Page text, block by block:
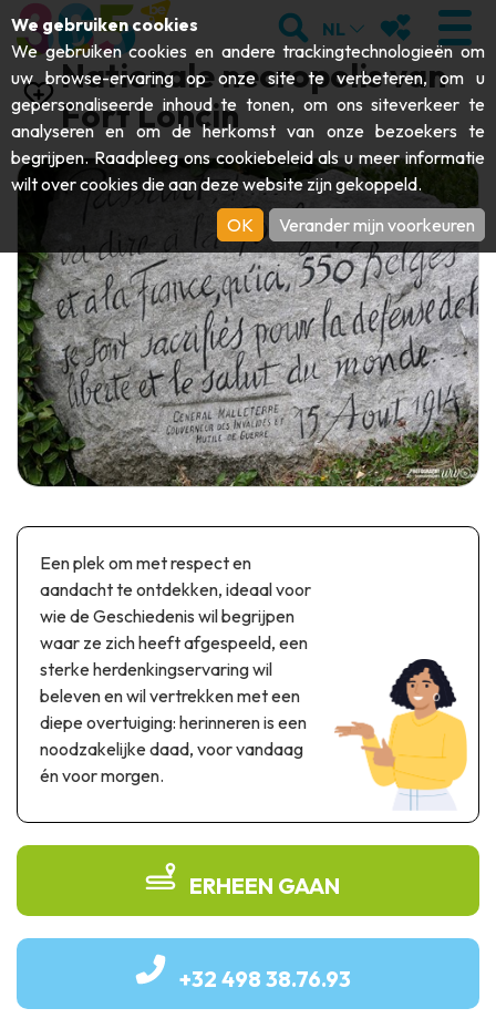
BEZOEKEN
Abdijen & religieuze monumenten
Archeologie
Kunst
Ambachten & knowhow
Kastelen, citadellen & belforten
Folklore & lokale geschiedenis
Geschiedenis
Auto- & spoorerfgoed
Industrieel erfgoed & architecturale kunstwerken
Streekproducten
Herinneringstoerisme
ONTDEKKEN
Grotten
Tuinen, parken & natuursites
Aquariums, dierenparken & -tuinen
BEWEGEN
Toeristische boten & cruises
Railbikes & toeristische treinen
Kajaks
Avonturenparken
Recreatie- & waterpretparken
EVENEMENTEN
DE LEUKSTE ACTIVITEITEN VOOR
DEZE ZOMER
DOWNLOAD DE GIDS
ZOEKEN
NL MIJN
Nationale necropolis van
Fort Loncin
Een plek om met respect en
aandacht te ontdekken, ideaal voor
wie de Geschiedenis wil begrijpen
waar ze zich heeft afgespeeld, een
sterke herdenkingservaring wil
beleven en wil vertrekken met een
diepe overtuiging: herinneren is een
noodzakelijke daad, voor vandaag
én voor morgen.
ERHEEN GAAN
+32 498 38.76.93
We gebruiken cookies
We gebruiken cookies en andere trackingtechnologieën om
uw browse-ervaring op onze site te verbeteren, om u
gepersonaliseerde inhoud te tonen, om ons siteverkeer te
analyseren en om de herkomst van onze bezoekers te
begrijpen. Raadpleeg onscookiebeleidals u meer informatie
wilt over cookies die aan deze website zijn gekoppeld.
OK
Verander mijn voorkeuren